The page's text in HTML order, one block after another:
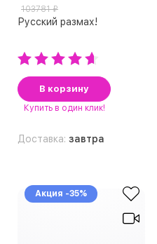
103781 ₽
Русский размах!
В корзину
Купить в один клик!
Доставка: завтра
Акция -35%